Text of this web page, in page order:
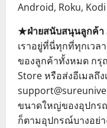
Android, Roku,
★ฝ่ายสนับสนุนลูกค้า
เราอยู่ที่นี่ทุกที่ทุกเว
ของลูกค้าทั้งหมด กรุ
Store หรือส่งอีเมลถึง
ขนาดใหญ่ของอุปกร
ก็ตามอุปกรณ์บางอย่